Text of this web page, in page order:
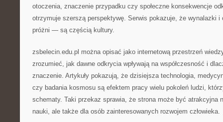
otoczenia, znaczenie przypadku czy społeczne konsekwencje
otrzymuje szerszą perspektywę. Serwis pokazuje, że wynalazki i
próżni — są częścią kultury.
zsbelecin.edu.pl można opisać jako internetową przestrzeń
zrozumieć, jak dawne odkrycia wpływają na współczesność i
znaczenie. Artykuły pokazują, że dzisiejsza technologia,
czy badania kosmosu są efektem pracy wielu pokoleń ludzi,
schematy. Taki przekaz sprawia, że strona może być atrakcyjna
nauki, ale także dla osób zainteresowanych rozwojem człowieka.